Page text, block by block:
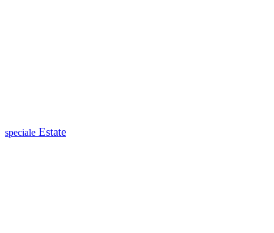
speciale Estate